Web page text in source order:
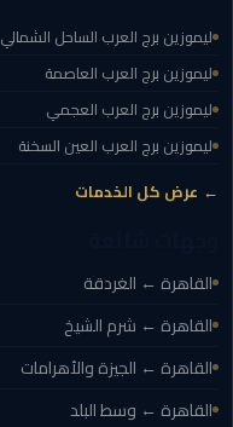
ليموزين
الساحل
الشمالي
خدمة
اهلا
مطار
ليموزين
ليموزين
مرسيدس
ليموزين برج العرب الساحل الشمالي
ليموزين برج العرب العاصمة
ليموزين برج العرب العجمي
ليموزين برج العرب العين السخنة
← عرض كل الخدمات
القاهرة ← الغردقة
القاهرة ← شرم الشيخ
القاهرة ← الجيزة والأهرامات
القاهرة ← وسط البلد